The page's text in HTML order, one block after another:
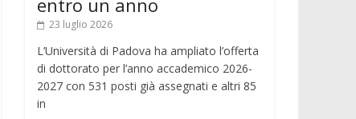
23 luglio 2026
L’Università di Padova ha ampliato l’offerta
di dottorato per l’anno accademico 2026-
2027 con 531 posti già assegnati e altri 85
in